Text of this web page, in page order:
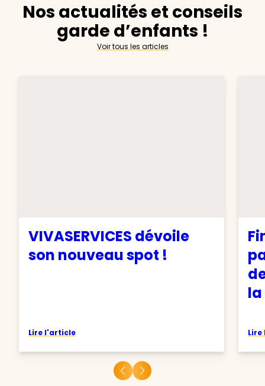
Nos actualités et conseils
garde d’enfants !
Voir tous les articles
VIVASERVICES dévoile
son nouveau spot !
Lire l'article
la